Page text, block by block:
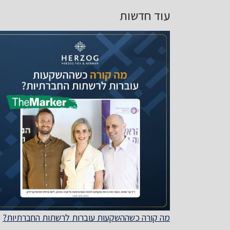
עוד חדשות
מה קורה כשההשקעות עוברות לרשתות החברתיות?